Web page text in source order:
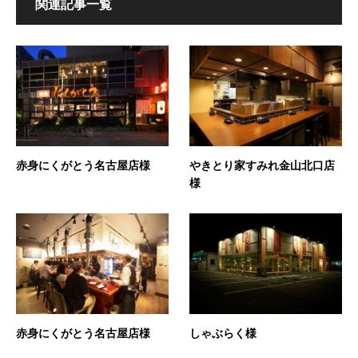
関連記事一覧
赤身にくがとう名古屋店様
やきとり家すみれ金山北口店
様
赤身にくがとう名古屋店様 しゃぶらく様